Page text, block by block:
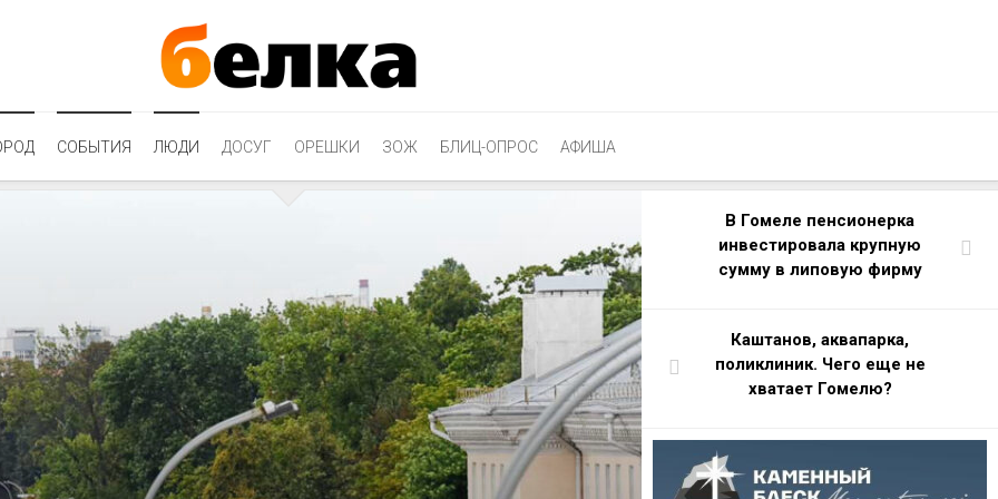
СОБЫТИЯ ЛЮДИ ДОСУГ ОРЕШКИ ЗОЖ БЛИЦ-ОПРОС АФИША
В Гомеле пенсионерка
инвестировала крупную
сумму в липовую фирму
Каштанов, аквапарка,
поликлиник. Чего еще не
хватает Гомелю?